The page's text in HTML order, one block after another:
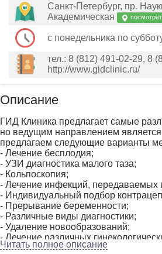
Санкт-Петербург, пр.
Академическая
с понедельника по
тел.: 8 (812) 491-02-29, 8
http://www.gidclinic.ru/
Описание
ГИД Клиника предлагает самые
но ведущим направлением
предлагаем следующие варианты
- Лечение бесплодия;
- УЗИ диагностика малого таза;
- Кольпоскопия;
- Лечение инфекций,
- Индивидуальный подбор
- Прерывание беременности;
- Различные виды диагностики;
- Удаление новообразований;
- Лечение различных
- Влагалищные обработки и другие
Читать полное описание